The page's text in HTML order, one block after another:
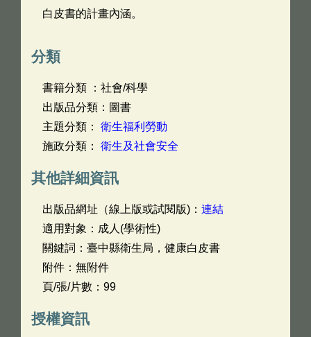
白皮書的計畫內涵。
分類
書籍分類 ：社會/科學
出版品分類：圖書
主題分類： 衛生福利勞動
施政分類： 衛生及社會安全
其他詳細資訊
出版品網址（線上版或試閱版)： 連結
適用對象：成人(學術性)
關鍵詞：臺中縣衛生局，健康白皮書
附件：無附件
頁/張/片數：99
授權資訊